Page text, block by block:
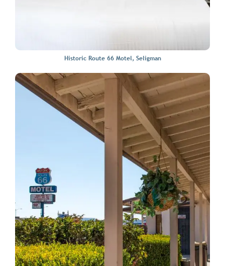
Historic Route 66 Motel, Seligman